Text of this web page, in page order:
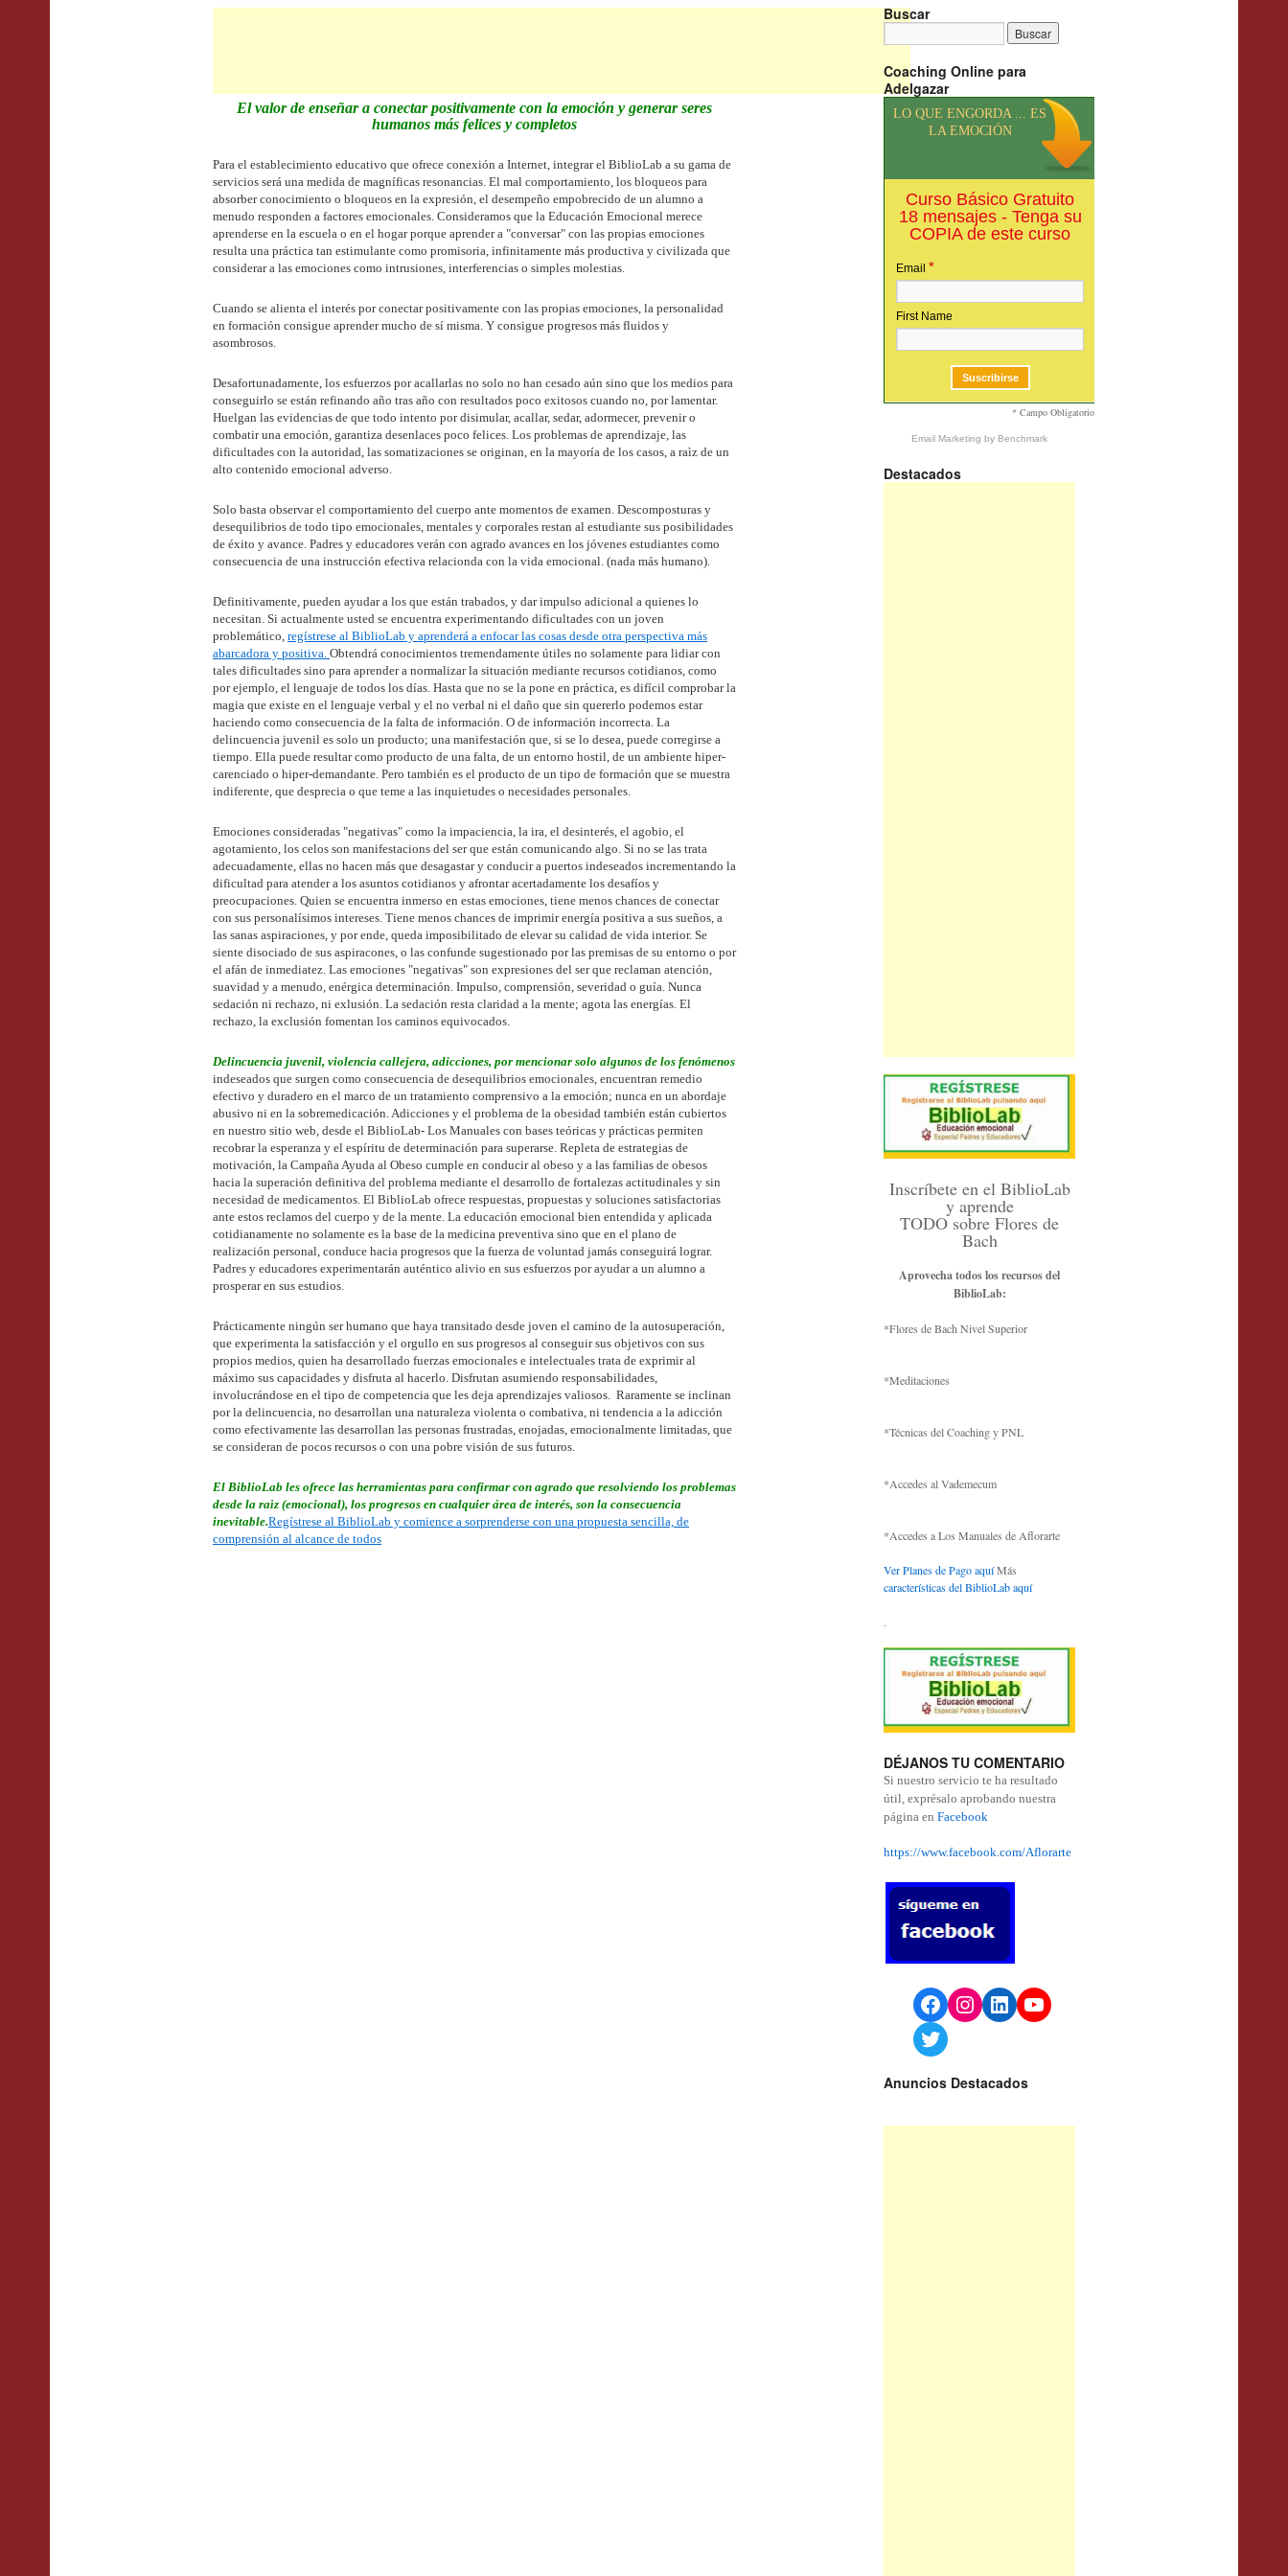
El valor de enseñar a conectar positivamente con la emoción y generar seres
humanos más felices y completos
Para el establecimiento educativo que ofrece conexión a Internet, integrar el BiblioLab a su gama de
servicios será una medida de magníficas resonancias. El mal comportamiento, los bloqueos para
absorber conocimiento o bloqueos en la expresión, el desempeño empobrecido de un alumno a
menudo responden a factores emocionales. Consideramos que la Educación Emocional merece
aprenderse en la escuela o en el hogar porque aprender a "conversar" con las propias emociones
resulta una práctica tan estimulante como promisoria, infinitamente más productiva y civilizada que
considerar a las emociones como intrusiones, interferencias o simples molestias.
Cuando se alienta el interés por conectar positivamente con las propias emociones, la personalidad
en formación consigue aprender mucho de sí misma. Y consigue progresos más fluidos y
asombrosos.
Desafortunadamente, los esfuerzos por acallarlas no solo no han cesado aún sino que los medios para
conseguirlo se están refinando año tras año con resultados poco exitosos cuando no, por lamentar.
Huelgan las evidencias de que todo intento por disimular, acallar, sedar, adormecer, prevenir o
combatir una emoción, garantiza desenlaces poco felices. Los problemas de aprendizaje, las
dificultades con la autoridad, las somatizaciones se originan, en la mayoría de los casos, a raìz de un
alto contenido emocional adverso.
Solo basta observar el comportamiento del cuerpo ante momentos de examen. Descomposturas y
desequilibrios de todo tipo emocionales, mentales y corporales restan al estudiante sus posibilidades
de éxito y avance. Padres y educadores verán con agrado avances en los jóvenes estudiantes como
consecuencia de una instrucción efectiva relacionda con la vida emocional. (nada más humano).
Definitivamente, pueden ayudar a los que están trabados, y dar impulso adicional a quienes lo
necesitan. Si actualmente usted se encuentra experimentando dificultades con un joven
problemático, regístrese al BiblioLab y aprenderá a enfocar las cosas desde otra perspectiva más
abarcadora y positiva. Obtendrá conocimientos tremendamente útiles no solamente para lidiar con
tales dificultades sino para aprender a normalizar la situación mediante recursos cotidianos, como
por ejemplo, el lenguaje de todos los días. Hasta que no se la pone en práctica, es difícil comprobar la
magia que existe en el lenguaje verbal y el no verbal ni el daño que sin quererlo podemos estar
haciendo como consecuencia de la falta de información. O de información incorrecta. La
delincuencia juvenil es solo un producto; una manifestación que, si se lo desea, puede corregirse a
tiempo. Ella puede resultar como producto de una falta, de un entorno hostil, de un ambiente hiper-
carenciado o hiper-demandante. Pero también es el producto de un tipo de formación que se muestra
indiferente, que desprecia o que teme a las inquietudes o necesidades personales.
Emociones consideradas "negativas" como la impaciencia, la ira, el desinterés, el agobio, el
agotamiento, los celos son manifestacions del ser que están comunicando algo. Si no se las trata
adecuadamente, ellas no hacen más que desagastar y conducir a puertos indeseados incrementando la
dificultad para atender a los asuntos cotidianos y afrontar acertadamente los desafíos y
preocupaciones. Quien se encuentra inmerso en estas emociones, tiene menos chances de conectar
con sus personalísimos intereses. Tiene menos chances de imprimir energía positiva a sus sueños, a
las sanas aspiraciones, y por ende, queda imposibilitado de elevar su calidad de vida interior. Se
siente disociado de sus aspiracones, o las confunde sugestionado por las premisas de su entorno o por
el afán de inmediatez. Las emociones "negativas" son expresiones del ser que reclaman atención,
suavidad y a menudo, enérgica determinación. Impulso, comprensión, severidad o guía. Nunca
sedación ni rechazo, ni exlusión. La sedación resta claridad a la mente; agota las energías. El
rechazo, la exclusión fomentan los caminos equivocados.
Delincuencia juvenil, violencia callejera, adicciones, por mencionar solo algunos de los fenómenos
indeseados que surgen como consecuencia de desequilibrios emocionales, encuentran remedio
efectivo y duradero en el marco de un tratamiento comprensivo a la emoción; nunca en un abordaje
abusivo ni en la sobremedicación. Adicciones y el problema de la obesidad también están cubiertos
en nuestro sitio web, desde el BiblioLab- Los Manuales con bases teóricas y prácticas permiten
recobrar la esperanza y el espíritu de determinación para superarse. Repleta de estrategias de
motivación, la Campaña Ayuda al Obeso cumple en conducir al obeso y a las familias de obesos
hacia la superación definitiva del problema mediante el desarrollo de fortalezas actitudinales y sin
necesidad de medicamentos. El BiblioLab ofrece respuestas, propuestas y soluciones satisfactorias
ante estos reclamos del cuerpo y de la mente. La educación emocional bien entendida y aplicada
cotidianamente no solamente es la base de la medicina preventiva sino que en el plano de
realización personal, conduce hacia progresos que la fuerza de voluntad jamás conseguirá lograr.
Padres y educadores experimentarán auténtico alivio en sus esfuerzos por ayudar a un alumno a
prosperar en sus estudios.
Prácticamente ningún ser humano que haya transitado desde joven el camino de la autosuperación,
que experimenta la satisfacción y el orgullo en sus progresos al conseguir sus objetivos con sus
propios medios, quien ha desarrollado fuerzas emocionales e intelectuales trata de exprimir al
máximo sus capacidades y disfruta al hacerlo. Disfrutan asumiendo responsabilidades,
involucrándose en el tipo de competencia que les deja aprendizajes valiosos. Raramente se inclinan
por la delincuencia, no desarrollan una naturaleza violenta o combativa, ni tendencia a la adicción
como efectivamente las desarrollan las personas frustradas, enojadas, emocionalmente limitadas, que
se consideran de pocos recursos o con una pobre visión de sus futuros.
El BiblioLab les ofrece las herramientas para confirmar con agrado que resolviendo los problemas
desde la raìz (emocional), los progresos en cualquier área de interés, son la consecuencia
inevitable.Regístrese al BiblioLab y comience a sorprenderse con una propuesta sencilla, de
comprensión al alcance de todos
Buscar
Coaching Online para
Adelgazar
LO QUE ENGORDA ... ES
LA EMOCIÓN
Curso Básico Gratuito
18 mensajes - Tenga su
COPIA de este curso
Email *
First Name
* Campo Obligatorio
Email Marketing by Benchmark
Destacados
Inscríbete en el BiblioLab
y aprende
TODO sobre Flores de
Bach
Aprovecha todos los recursos del
BiblioLab:
*Flores de Bach Nivel Superior
*Meditaciones
*Técnicas del Coaching y PNL
*Accedes al Vademecum
*Accedes a Los Manuales de Aflorarte
Ver Planes de Pago aquíMás
características del BiblioLab aquí
.
DÉJANOS TU COMENTARIO
Si nuestro servicio te ha resultado
útil, exprésalo aprobando nuestra
página en Facebook
https://www.facebook.com/Aflorarte
Facebook
Instagram
LinkedInYouTube
Twitter
Anuncios Destacados